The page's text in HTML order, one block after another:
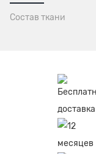
Состав ткани